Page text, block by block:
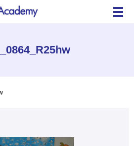
メ